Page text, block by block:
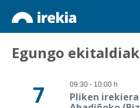
Egungo ekitaldiak